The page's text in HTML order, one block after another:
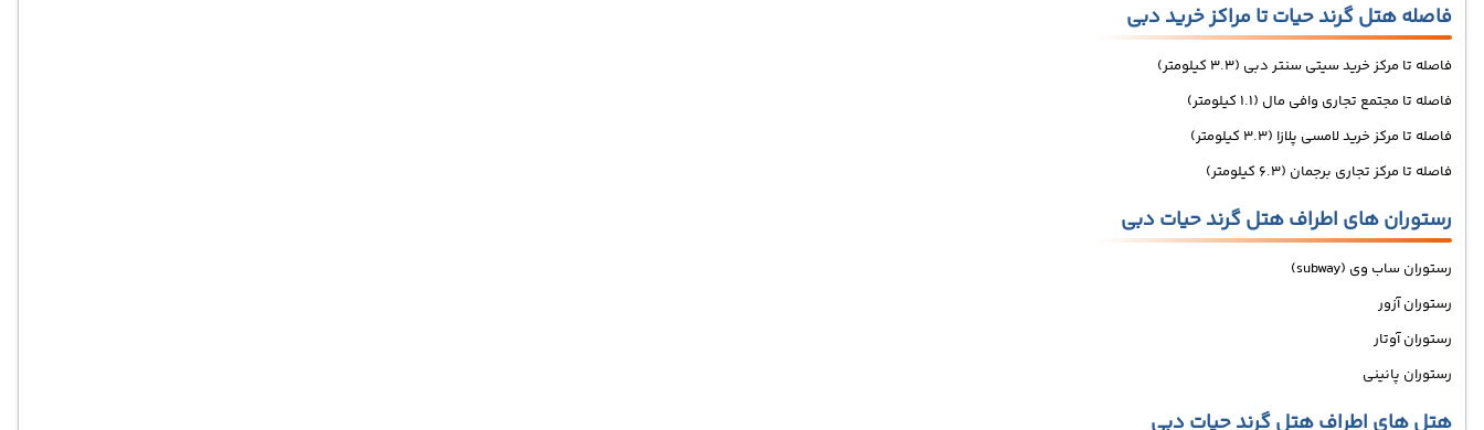
فاصله هتل گرند حیات تا مراکز خرید دبی
فاصله تا مرکز خرید سیتی سنتر دبی (3.3 کیلومتر)
فاصله تا مجتمع تجاری وافی مال (1.1 کیلومتر)
فاصله تا مرکز خرید لامسی پلازا (3.3 کیلومتر)
فاصله تا مرکز تجاری برجمان (6.3 کیلومتر)
رستوران های اطراف هتل گرند حیات دبی
رستوران ساب وی (subway)
رستوران آزور
رستوران آوتار
رستوران پانینی
هتل های اطراف هتل گرند حیات دبی